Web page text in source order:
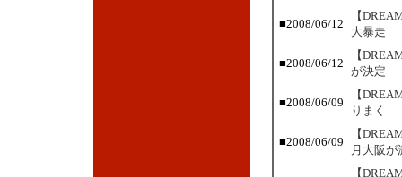
■2008/06/12
【
大暴走
■2008/06/12
【
が決定
■2008/06/09
【
りまく
■2008/06/09
【
月大阪が
【